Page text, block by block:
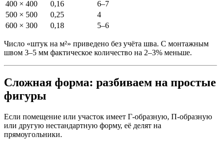
400 × 400 0,16
6–7
500 × 500
0,25
4
600 × 300
0,18 5–6
Число «штук на м²» приведено без учёта шва. С монтажным
швом 3–5 мм фактическое количество на 2–3% меньше.
Сложная форма: разбиваем на простые
фигуры
Если помещение или участок имеет Г-образную, П-образную
или другую нестандартную форму, её делят на
прямоугольники.